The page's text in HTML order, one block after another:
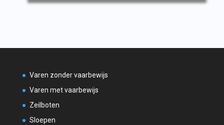
Varen zonder vaarbewijs
Varen met vaarbewijs
Zeilboten
Sloepen